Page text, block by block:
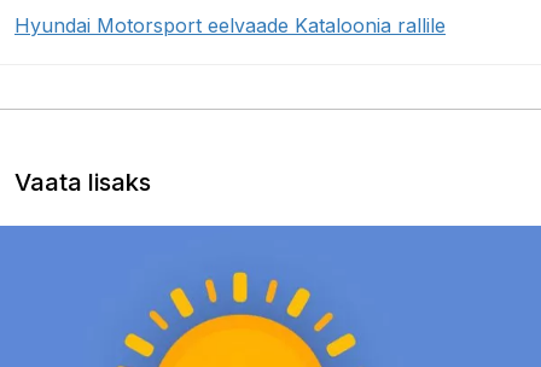
Hyundai Motorsport eelvaade Kataloonia rallile
Vaata lisaks